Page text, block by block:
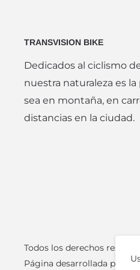
TRANSVISION BIKE
Dedicados al ciclismo
nuestra naturaleza es
sea en montaña, en
distancias en la ciudad.
Todos los derechos
Página desarrollada por